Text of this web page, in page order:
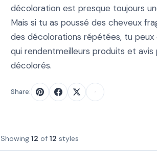
décoloration est presque toujours
Mais si tu as poussé des cheveux
des décolorations répétées, tu
qui rendentmeilleurs produits et avis
décolorés.
Share:
Showing 12 of 12 styles